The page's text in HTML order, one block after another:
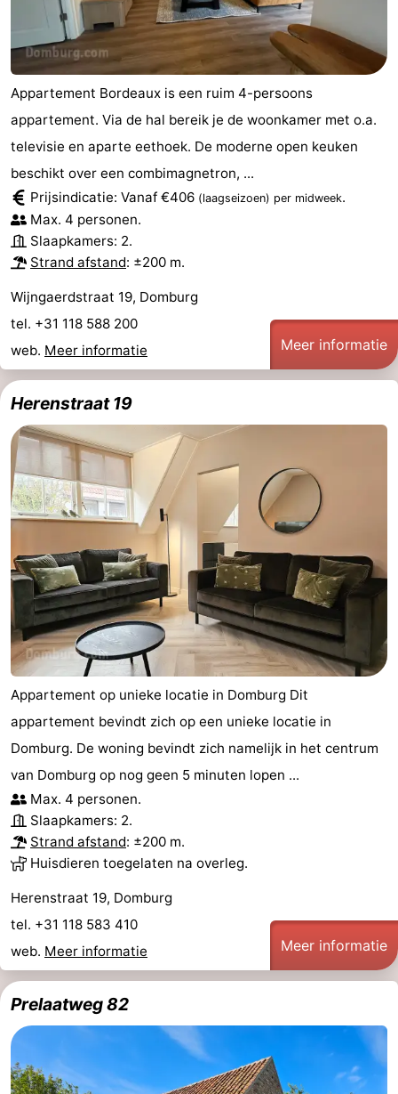
Appartement Bordeaux is een ruim 4-persoons
appartement. Via de hal bereik je de woonkamer met o.a.
televisie en aparte eethoek. De moderne open keuken
beschikt over een combimagnetron, ...
Prijsindicatie: Vanaf €406 (laagseizoen) per midweek.
Max. 4 personen.
Slaapkamers: 2.
Strand afstand: ±200 m.
Wijngaerdstraat 19, Domburg
tel. +31 118 588 200
web. Meer informatie Meer informatie
Herenstraat 19
Appartement op unieke locatie in Domburg Dit
appartement bevindt zich op een unieke locatie in
Domburg. De woning bevindt zich namelijk in het centrum
van Domburg op nog geen 5 minuten lopen ...
Max. 4 personen.
Slaapkamers: 2.
Strand afstand: ±200 m.
Huisdieren toegelaten na overleg.
Herenstraat 19, Domburg
tel. +31 118 583 410
web. Meer informatie Meer informatie
Prelaatweg 82